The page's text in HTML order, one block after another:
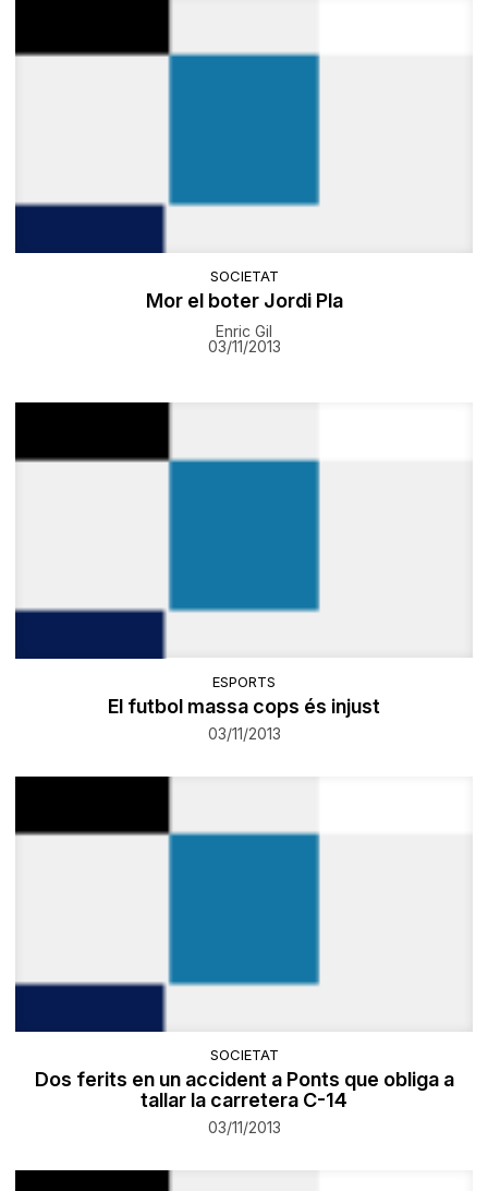
SOCIETAT
Mor el boter Jordi Pla
Enric Gil
03/11/2013
ESPORTS
El futbol massa cops és injust
03/11/2013
SOCIETAT
Dos ferits en un accident a Ponts que obliga a
tallar la carretera C-14
03/11/2013